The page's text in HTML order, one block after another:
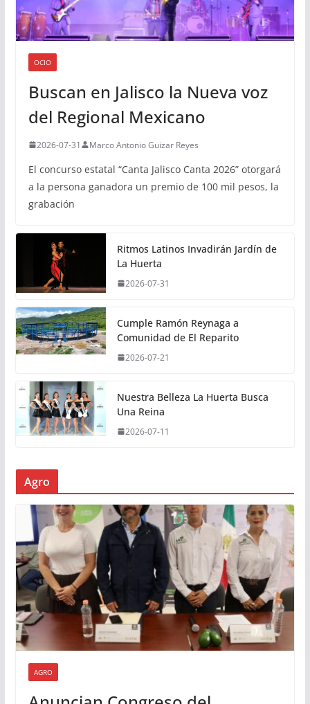
OCIO
Buscan en Jalisco la Nueva voz
del Regional Mexicano
2026-07-31 Marco Antonio Guizar Reyes
El concurso estatal “Canta Jalisco Canta 2026” otorgará
a la persona ganadora un premio de 100 mil pesos, la
grabación
Ritmos Latinos Invadirán Jardín de
La Huerta
2026-07-31
Cumple Ramón Reynaga a
Comunidad de El Reparito
2026-07-21
Nuestra Belleza La Huerta Busca
Una Reina
2026-07-11
Agro
AGRO